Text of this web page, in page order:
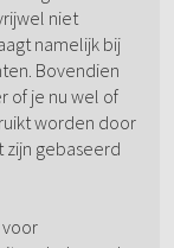
niet
namelijk bij
Bovendien
of je nu wel of
worden door
zijn gebaseerd